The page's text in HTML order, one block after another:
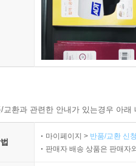
의 성격: 인권의 문제? 정책의 문
정책적 성격 / 237
도 대응하고 싶지도 않지만, 논
동의 성장과 정책적 대응으로
동에 대한 정책적 대응으로서
수자의 인권운동과 국가인권위원
환과 관련한 안내가 있는경우 아
마이페이지 > 반품/교환 신
판매자 배송 상품은 판매자